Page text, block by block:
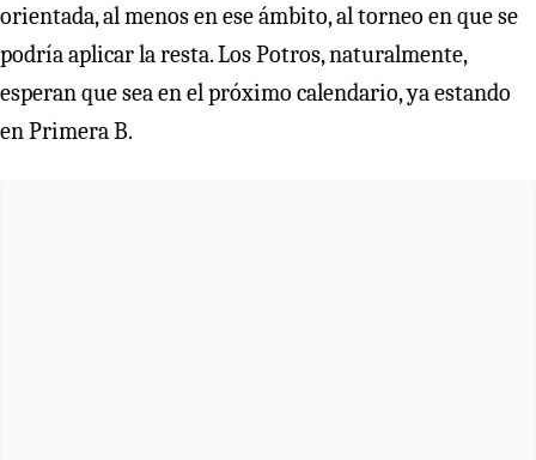
orientada, al menos en ese ámbito, al torneo en que se
podría aplicar la resta. Los Potros, naturalmente,
esperan que sea en el próximo calendario, ya estando
en Primera B.